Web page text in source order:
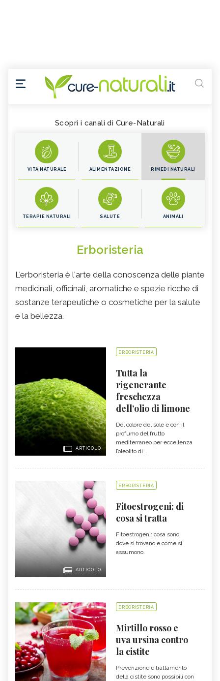
Scopri i canali di Cure-Naturali
VITA NATURALE ALIMENTAZIONE RIMEDI NATURALI
TERAPIE NATURALI SALUTE ANIMALI
Erboristeria
L'erboristeria è l'arte della conoscenza delle piante
medicinali, officinali, aromatiche e spezie ricche di
sostanze terapeutiche o cosmetiche per la salute
e la bellezza.
ARTICOLO
ERBORISTERIA
Tutta la
rigenerante
freschezza
dell’olio di limone
Del colore del sole e con il
profumo del frutto
mediterraneo per eccellenza
l’oleolito di ...
ARTICOLO
ERBORISTERIA
Fitoestrogeni: di
cosa si tratta
Fitoestrogeni: cosa sono,
dove si trovano e come si
assumono.
ERBORISTERIA
Mirtillo rosso e
uva ursina contro
la cistite
Prevenzione e trattamento
della cistite sono possibili con